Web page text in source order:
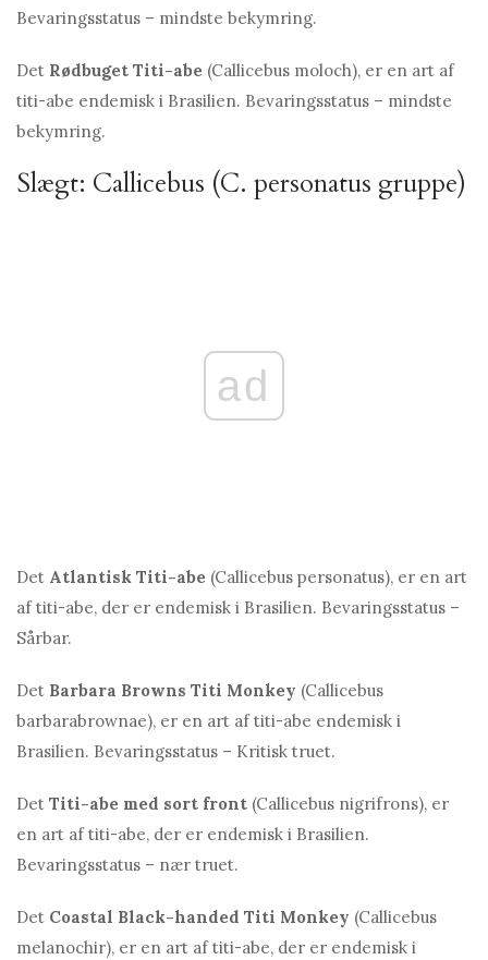
Bevaringsstatus – mindste bekymring.
Det Rødbuget Titi-abe (Callicebus moloch), er en art af
titi-abe endemisk i Brasilien. Bevaringsstatus – mindste
bekymring.
Slægt: Callicebus (C. personatus gruppe)
ad
Det Atlantisk Titi-abe (Callicebus personatus), er en art
af titi-abe, der er endemisk i Brasilien. Bevaringsstatus –
Sårbar.
Det Barbara Browns Titi Monkey (Callicebus
barbarabrownae), er en art af titi-abe endemisk i
Brasilien. Bevaringsstatus – Kritisk truet.
Det Titi-abe med sort front (Callicebus nigrifrons), er
en art af titi-abe, der er endemisk i Brasilien.
Bevaringsstatus – nær truet.
Det Coastal Black-handed Titi Monkey (Callicebus
melanochir), er en art af titi-abe, der er endemisk i